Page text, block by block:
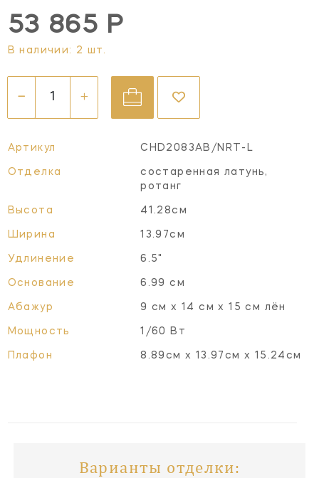
53 865 Р
В наличии: 2 шт.
Артикул CHD2083AB/NRT-L
Отделка
состаренная латунь,
ротанг
Высота 41.28см
Ширина 13.97см
Удлинение 6.5"
Основание 6.99 см
Абажур 9 см x 14 см x 15 см лён
Мощность 1/60 Вт
Плафон 8.89см x 13.97см x 15.24см
Варианты отделки: